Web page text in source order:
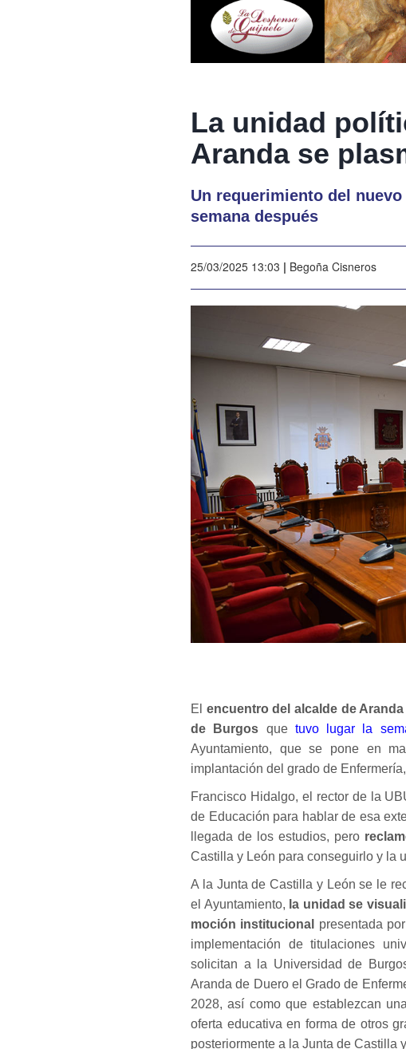
La unidad
Aranda se
Un requerimiento del
semana después
25/03/2025 13:03 | Begoña Cisneros
El encuentro del alcalde de
de Burgos quetuvo lugar la
Ayuntamiento, que se pone en
implantación del grado de
Francisco Hidalgo, el rector de la
de Educación para hablar de esa
llegada de los estudios, pero
Castilla y León para conseguirlo y la
A la Junta de Castilla y León se le
el Ayuntamiento, la unidad se
moción institucional presentada
implementación de titulaciones
solicitan a la Universidad de
Aranda de Duero el Grado de
2028, así como que establezcan
oferta educativa en forma de otros
posteriormente a la Junta de Castilla